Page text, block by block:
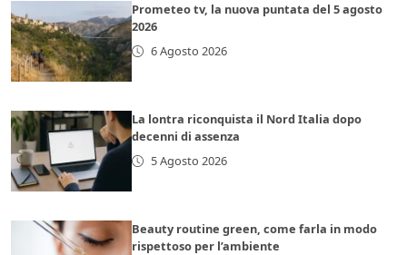
Prometeo tv, la nuova puntata del 5 agosto
2026
6 Agosto 2026
La lontra riconquista il Nord Italia dopo
decenni di assenza
5 Agosto 2026
Beauty routine green, come farla in modo
rispettoso per l’ambiente